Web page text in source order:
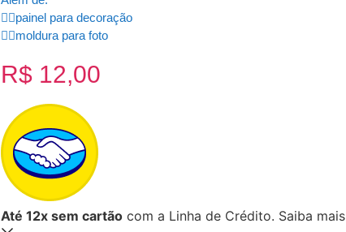
👉🏻painel para decoração
👉🏻moldura para foto
R$ 12,00
Até 12x sem cartão com a Linha de Crédito. Saiba mais